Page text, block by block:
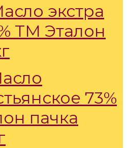
экстра
ТМ Эталон
73%
пачка